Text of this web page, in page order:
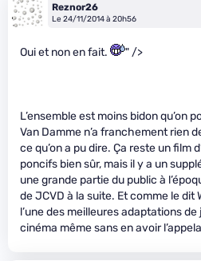
Reznor26
Le 24/11/2014 à 20h56
Oui et non en fait. " />
L’ensemble est moins bidon qu’on
Van Damme n’a franchement rien
ce qu’on a pu dire. Ça reste un film
poncifs bien sûr, mais il y a un
une grande partie du public à
de JCVD à la suite. Et comme le dit
l’une des meilleures adaptations
cinéma même sans en avoir